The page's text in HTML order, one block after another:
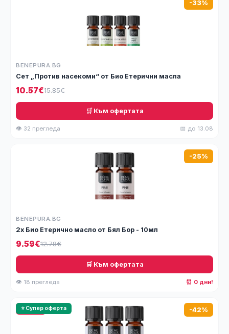
-33%
BENEPURA.BG
Сет „Против насекоми“ от Био Етерични масла
10.57€15.85€
🛒 Към офертата
👁 32 прегледа 📅 до 13.08
-25%
BENEPURA.BG
2x Био Етерично масло от Бял Бор - 10мл
9.59€12.78€
🛒 Към офертата
👁 18 прегледа ⏰ 0 дни!
🔥 HOT
⭐ Супер оферта -42%